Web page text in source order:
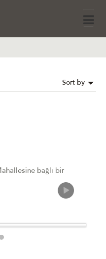
Sort by
bağlı bir